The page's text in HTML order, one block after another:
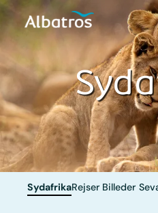
SydafrikaRejser Billeder